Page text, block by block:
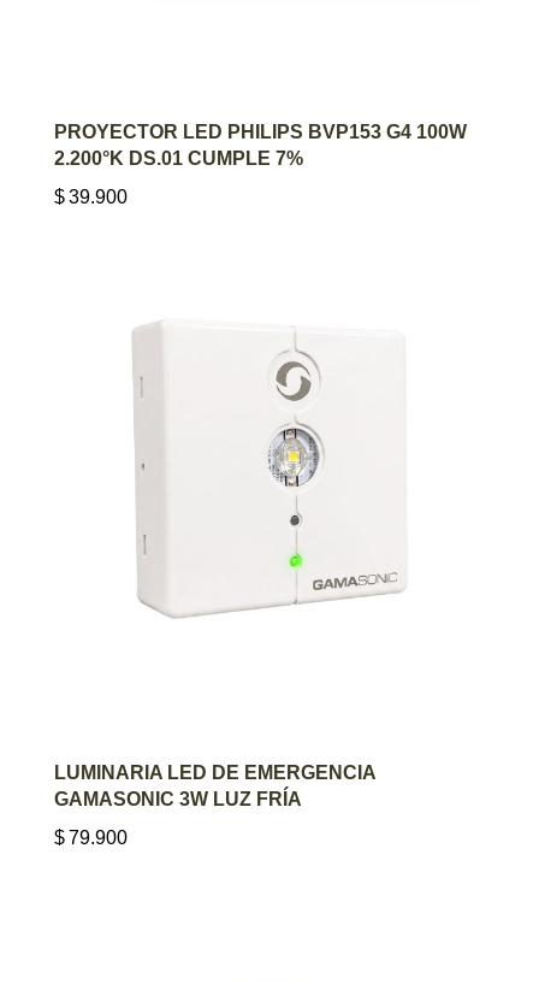
AGREGAR AL CARRITO
PROYECTOR LED PHILIPS BVP153 G4 100W
2.200°K DS.01 CUMPLE 7%
$39.900
AGREGAR AL CARRITO
LUMINARIA LED DE EMERGENCIA
GAMASONIC 3W LUZ FRÍA
$79.900